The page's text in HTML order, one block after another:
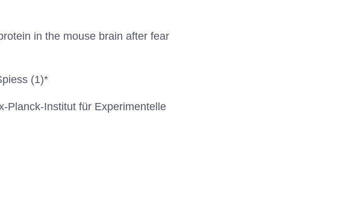
in the mouse brain after fear
(1)*
Planck-Institut für Experimentelle